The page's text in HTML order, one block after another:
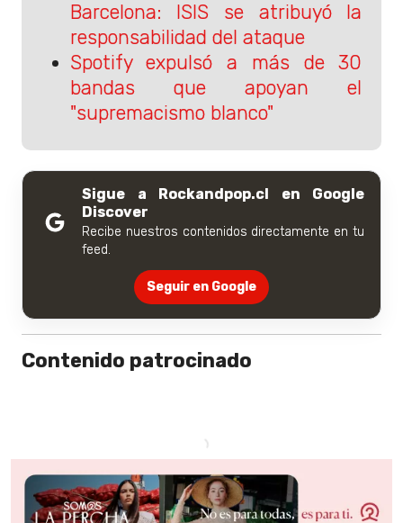
Barcelona: ISIS se atribuyó la
responsabilidad del ataque
Spotify expulsó a más de 30
bandas que apoyan el
"supremacismo blanco"
Sigue a Rockandpop.cl en Google
Discover
Recibe nuestros contenidos directamente en tu
feed.
Seguir en Google
Contenido patrocinado